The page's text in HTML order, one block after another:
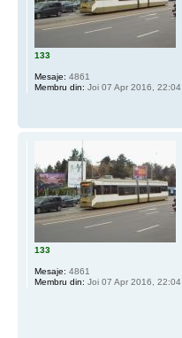
133
Mesaje: 4861
Membru din: Joi 07 Apr 2016, 22:04
133
Mesaje: 4861
Membru din: Joi 07 Apr 2016, 22:04